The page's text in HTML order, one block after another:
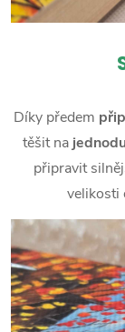
Díky předem
těšit na
připravit
velikosti